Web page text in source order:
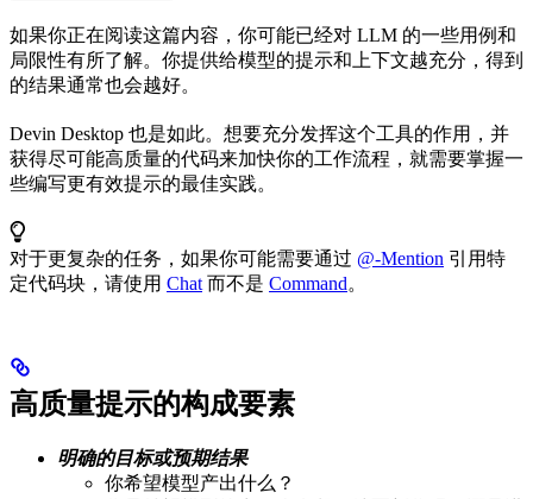
如果你正在阅读这篇内容，你可能已经对 LLM 的一些用例和
局限性有所了解。你提供给模型的提示和上下文越充分，得到
的结果通常也会越好。
Devin Desktop 也是如此。想要充分发挥这个工具的作用，并
获得尽可能高质量的代码来加快你的工作流程，就需要掌握一
些编写更有效提示的最佳实践。
对于更复杂的任务，如果你可能需要通过 @-Mention 引用特
定代码块，请使用 Chat 而不是 Command。
高质量提示的构成要素
明确的目标或预期结果
你希望模型产出什么？